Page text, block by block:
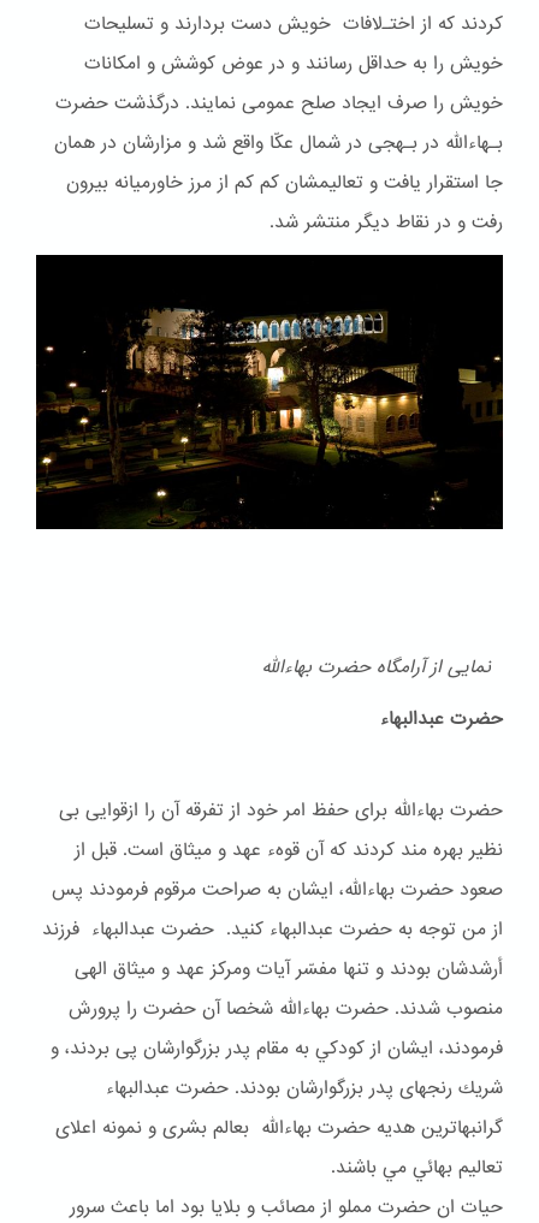
کردند که از اختـﻻفات خویش دست بردارند و تسلیحات
خویش را به حداقل رسانند و در عوض کوشش و امکانات
خویش را صرف ایجاد صلح عمومی نمایند. درگذشت حضرت
بـهاءالله در بـهجی در شمال عکّا واقع شد و مزارشان در همان
جا استقرار یافت و تعالیمشان کم کم از مرز خاورمیانه بیرون
رفت و در نقاط دیگر منتشر شد.
نمایی از آرامگاه حضرت بهاءالله
حضرت عبدالبهاء
حضرت بهاءالله برای حفظ امر خود از تفرقه آن را ازقوایی بی
نظیر بهره مند کردند که آن قوهء عهد و ميثاق است. قبل از
صعود حضرت بهاءالله، ایشان به صراحت مرقوم فرمودند پس
از من توجه به حضرت عبدالبهاء كنيد. حضرت عبدالبهاء فرزند
أرشدشان بودند و تنها مفسّر آيات ومركز عهد و ميثاق الهى
منصوب شدند. حضرت بهاءالله شخصا آن حضرت را پرورش
فرمودند، ايشان از كودكي به مقام پدر بزرگوارشان پى بردند، و
شريك رنجهاى پدر بزرگوارشان بودند. حضرت عبدالبهاء
گرانبهاترين هديه حضرت بهاءالله بعالم بشرى و نمونه اعلاى
تعاليم بهائي مي باشند.
حيات ان حضرت مملو از مصائب و بلايا بود اما باعث سرور